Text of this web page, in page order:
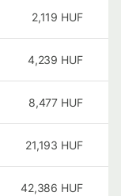
2,119 HUF
4,239 HUF
8,477 HUF
21,193 HUF
42,386 HUF